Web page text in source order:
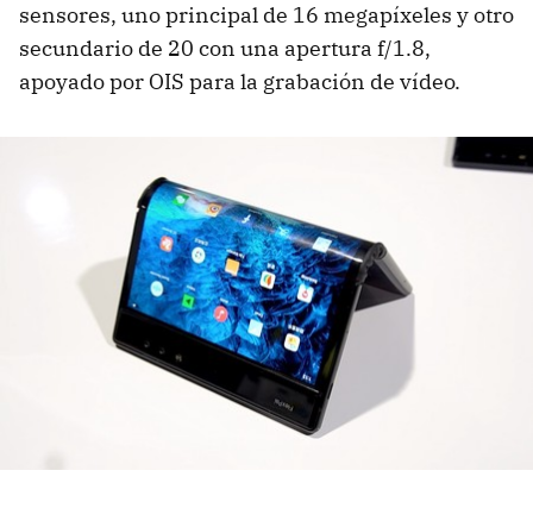
sensores, uno principal de 16 megapíxeles y otro
secundario de 20 con una apertura f/1.8,
apoyado por OIS para la grabación de vídeo.